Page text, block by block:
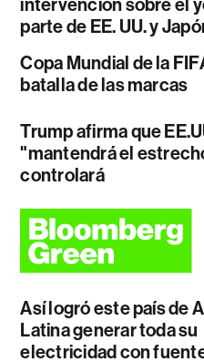
intervención sobre el
parte de EE. UU. y
Copa Mundial de la
batalla de las marcas
Trump afirma que
"mantendrá el
controlará
Así logró este país de
Latina generar toda su
electricidad con